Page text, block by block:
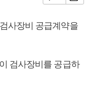
사장비 공급계약을
검사장비를 공급하